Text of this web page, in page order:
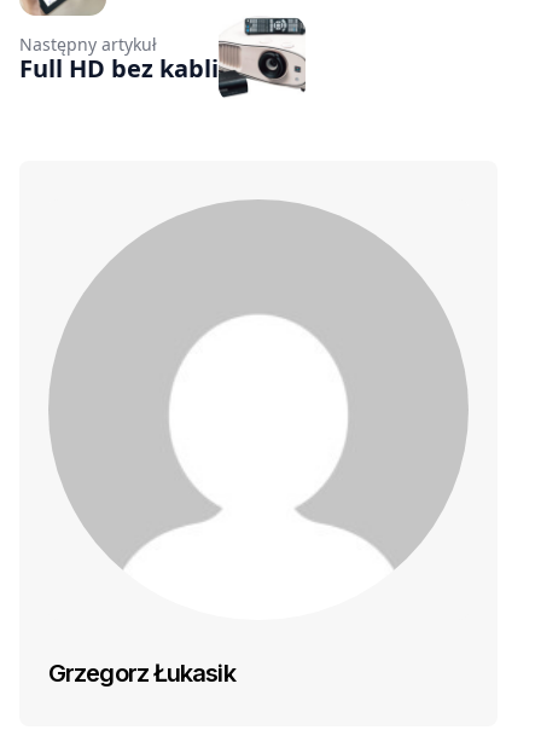
Następny artykuł
Full HD bez kabli
Grzegorz Łukasik